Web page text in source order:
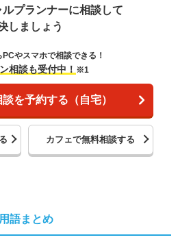
プランナーに相談して
しましょう
やスマホで相談できる！
相談も受付中！ ※1
を予約する（自宅）
カフェで無料相談する
語まとめ